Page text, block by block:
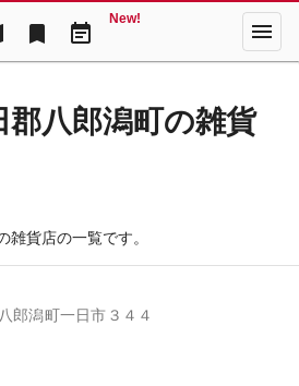
bookmark event_note
New! menu
郡八郎潟町の雑貨
雑貨店の一覧です。
郎潟町一日市３４４